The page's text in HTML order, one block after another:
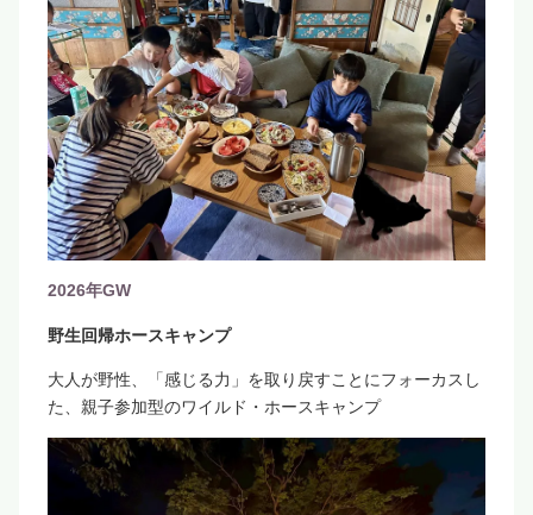
2026年GW
野生回帰ホースキャンプ
大人が野性、「感じる力」を取り戻すことにフォーカスし
た、親子参加型のワイルド・ホースキャンプ